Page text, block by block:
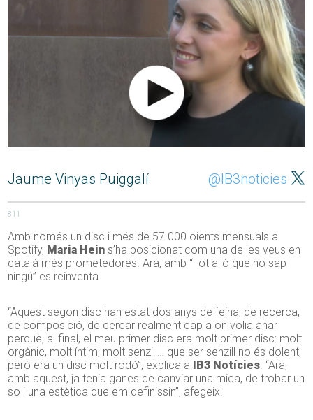
Jaume Vinyas Puiggalí @IB3noticies
811
Amb només un disc i més de 57.000 oients mensuals a
Spotify, Maria Hein s’ha posicionat com una de les veus en
català més prometedores. Ara, amb “Tot allò que no sap
ningú” es reinventa.
“Aquest segon disc han estat dos anys de feina, de recerca,
de composició, de cercar realment cap a on volia anar
perquè, al final, el meu primer disc era molt primer disc: molt
orgànic, molt íntim, molt senzill… que ser senzill no és dolent,
però era un disc molt rodó”, explica a
IB3 Notícies. “Ara,
amb aquest, ja tenia ganes de canviar una mica, de trobar un
so i una estètica que em definissin”, afegeix.